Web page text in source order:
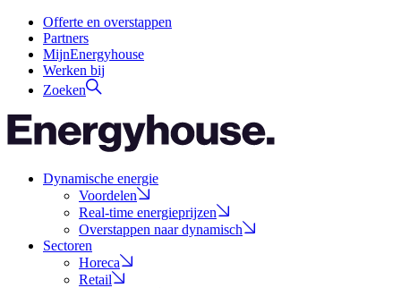
Offerte en overstappen
Partners
MijnEnergyhouse
Werken bij
Zoeken
Dynamische energie
Voordelen
Real-time energieprijzen
Overstappen naar dynamisch
Sectoren
Horeca
Retail